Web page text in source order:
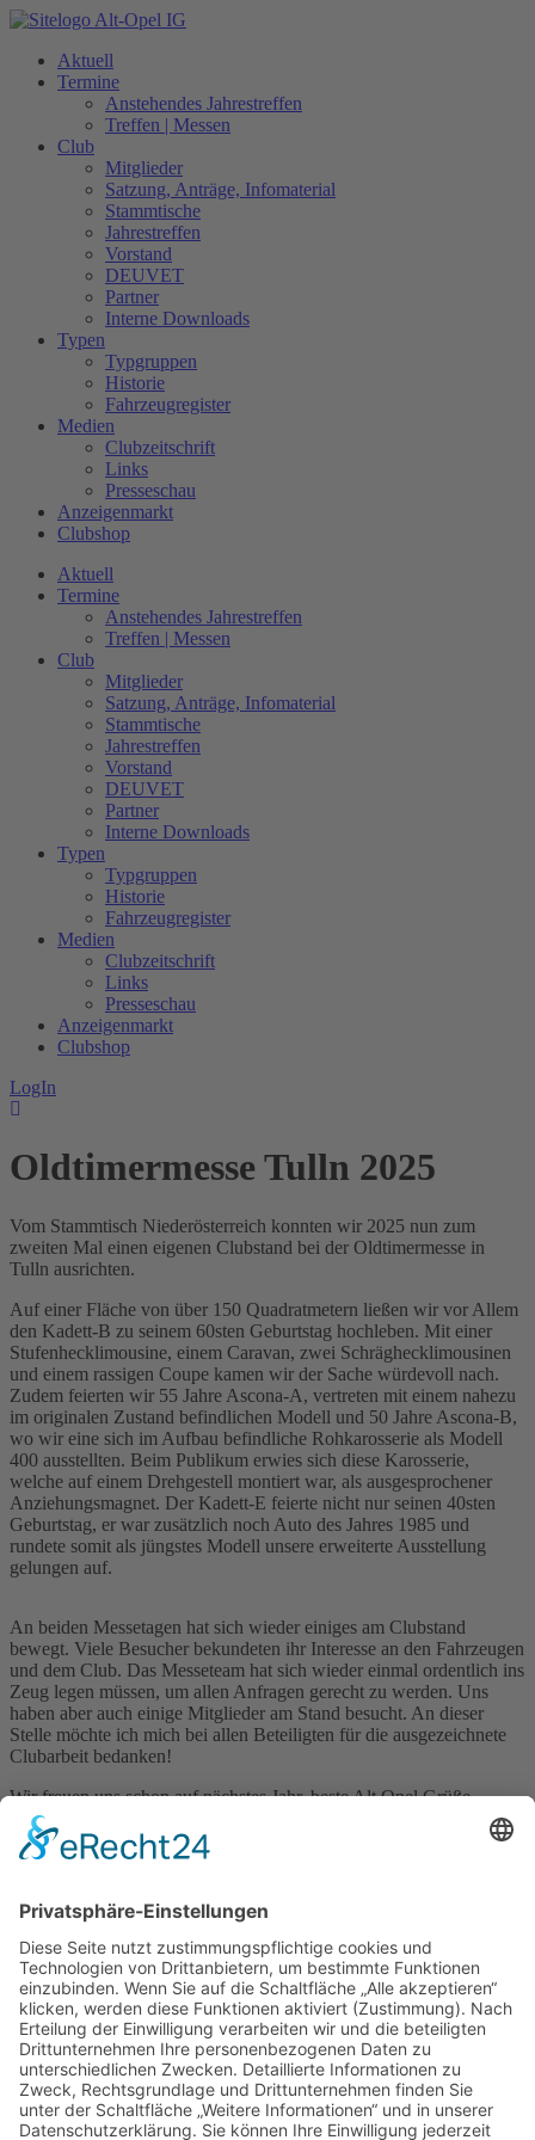
Zum
springenAktuell
Termine
Anstehendes Jahrestreffen
Treffen | Messen
Club
Mitglieder
Satzung, Anträge, Infomaterial
Stammtische
Jahrestreffen
Vorstand
DEUVET
Partner
Interne Downloads
Typen
Typgruppen
Historie
Fahrzeugregister
Medien
Clubzeitschrift
Links
Presseschau
Anzeigenmarkt
Clubshop
Aktuell
Termine
Anstehendes Jahrestreffen
Treffen | Messen
Club
Mitglieder
Satzung, Anträge, Infomaterial
Stammtische
Jahrestreffen
Vorstand
DEUVET
Partner
Interne Downloads
Typen
Typgruppen
Historie
Fahrzeugregister
Medien
Clubzeitschrift
Links
Presseschau
Anzeigenmarkt
Clubshop
LogIn
Oldtimermesse Tulln 2025
Vom Stammtisch Niederösterreich konnten wir 2025 nun zum
zweiten Mal einen eigenen Clubstand bei der Oldtimermesse in
Tulln ausrichten.
Auf einer Fläche von über 150 Quadratmetern ließen wir vor Allem
den Kadett-B zu seinem 60sten Geburtstag hochleben. Mit einer
Stufenhecklimousine, einem Caravan, zwei Schräghecklimousinen
und einem rassigen Coupe kamen wir der Sache würdevoll nach.
Zudem feierten wir 55 Jahre Ascona-A, vertreten mit einem nahezu
im originalen Zustand befindlichen Modell und 50 Jahre Ascona-B,
wo wir eine sich im Aufbau befindliche Rohkarosserie als Modell
400 ausstellten. Beim Publikum erwies sich diese Karosserie,
welche auf einem Drehgestell montiert war, als ausgesprochener
Anziehungsmagnet. Der Kadett-E feierte nicht nur seinen 40sten
Geburtstag, er war zusätzlich noch Auto des Jahres 1985 und
rundete somit als jüngstes Modell unsere erweiterte Ausstellung
gelungen auf.
An beiden Messetagen hat sich wieder einiges am Clubstand
bewegt. Viele Besucher bekundeten ihr Interesse an den Fahrzeugen
und dem Club. Das Messeteam hat sich wieder einmal ordentlich ins
Zeug legen müssen, um allen Anfragen gerecht zu werden. Uns
haben aber auch einige Mitglieder am Stand besucht. An dieser
Stelle möchte ich mich bei allen Beteiligten für die ausgezeichnete
Clubarbeit bedanken!
Wir freuen uns schon auf nächstes Jahr, beste Alt Opel Grüße,
das Messeteam
Impressum
Datenschutzerklärung
Mitgliederbereich
Facebook
Instagram
Umsetzung:DOUBLE-A-DESIGN
Kontakt
Impressum
Datenschutzerklärung
Mitgliederbereich